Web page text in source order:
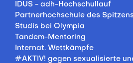
IDUS - adh-Hochschullauf
Partnerhochschule des
Studis bei Olympia
Tandem-Mentoring
Internat. Wettkämpfe
#AKTIV! gegen sexualisierte